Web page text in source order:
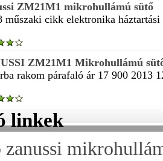
ZM21M1 mikrohullámú sütő
műszaki cikk elektronika háztartási
ZM21M1 Mikrohullámú
rakom párafaló ár 17 900 2013
linkek
zanussi